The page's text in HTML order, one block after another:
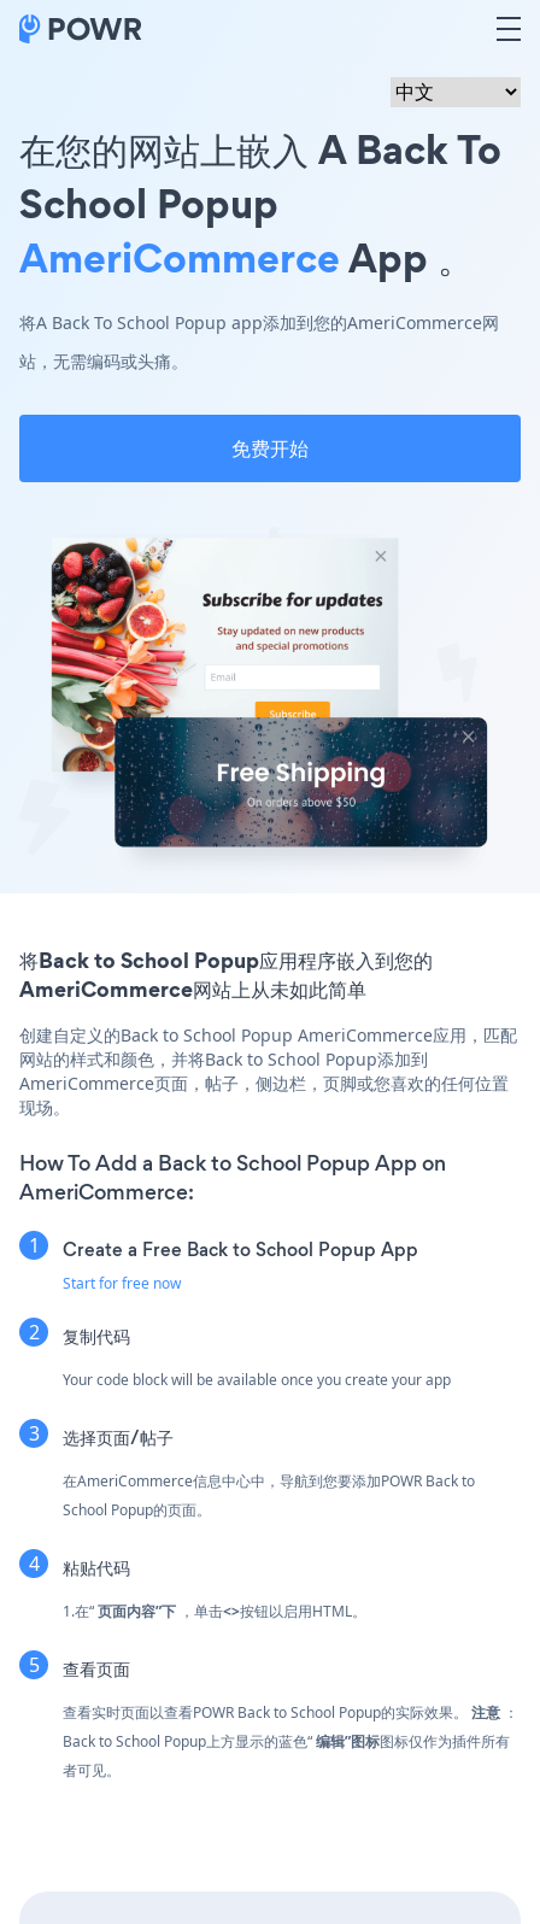
在您的网站上嵌入 A Back To
School Popup
AmeriCommerceApp 。
将A Back To School Popup app添加到您的AmeriCommerce网
站，无需编码或头痛。
免费开始
将Back to School Popup应用程序嵌入到您的
AmeriCommerce网站上从未如此简单
创建自定义的Back to School Popup AmeriCommerce应用，匹配
网站的样式和颜色，并将Back to School Popup添加到
AmeriCommerce页面，帖子，侧边栏，页脚或您喜欢的任何位置
现场。
How To Add a Back to School Popup App on
AmeriCommerce:
Create a Free Back to School Popup App
Start for free now
复制代码
Your code block will be available once you create your app
选择页面/帖子
在AmeriCommerce信息中心中，导航到您要添加POWR Back to
School Popup的页面。
粘贴代码
1.在“页面内容”下 ，单击<>按钮以启用HTML。
查看页面
查看实时页面以查看POWR Back to School Popup的实际效果。 注意 ：
Back to School Popup上方显示的蓝色“编辑”图标图标仅作为插件所有
者可见。